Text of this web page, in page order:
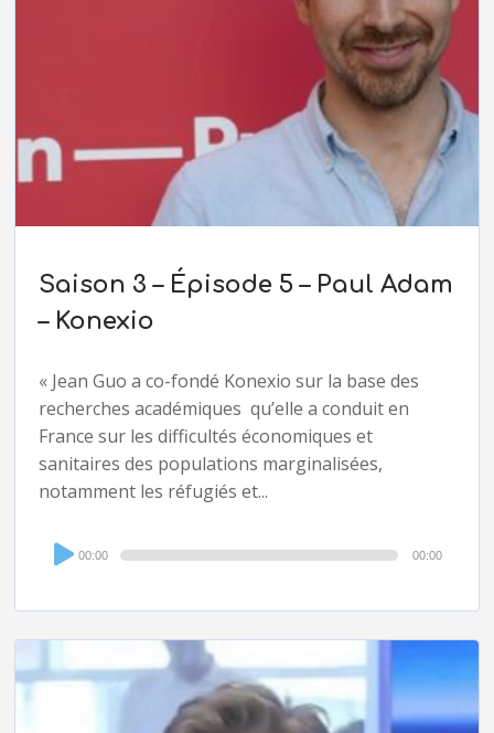
Saison 3 – Épisode 5 – Paul Adam
– Konexio
« Jean Guo a co-fondé Konexio sur la base des
recherches académiques qu’elle a conduit en
France sur les difficultés économiques et
sanitaires des populations marginalisées,
notamment les réfugiés et...
Audio
Player
00:00 00:00